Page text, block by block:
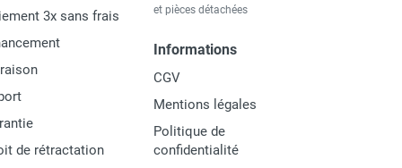
3x sans frais
de rétractation
et pièces détachées
Informations
CGV
Mentions légales
Politique de
confidentialité